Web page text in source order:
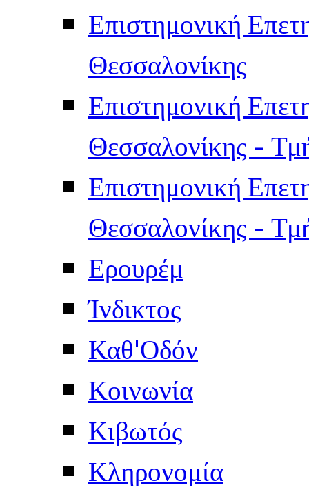
Επιστημονική
Θεσσαλονίκης
Επιστημονική
Θεσσαλονίκης -
Επιστημονική
Θεσσαλονίκης -
Ερουρέμ
Ίνδικτος
Καθ'Οδόν
Κοινωνία
Κιβωτός
Κληρονομία